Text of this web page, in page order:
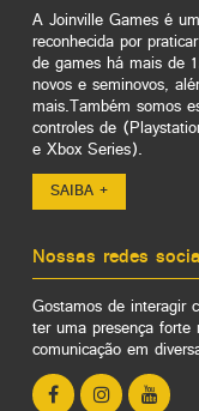
A Joinville Games é
reconhecida por
de games há mais de
novos e seminovos,
mais.Também somos
controles de
e Xbox Series).
SAIBA +
Nossas redes
Gostamos de interagir
ter uma presença
comunicação em